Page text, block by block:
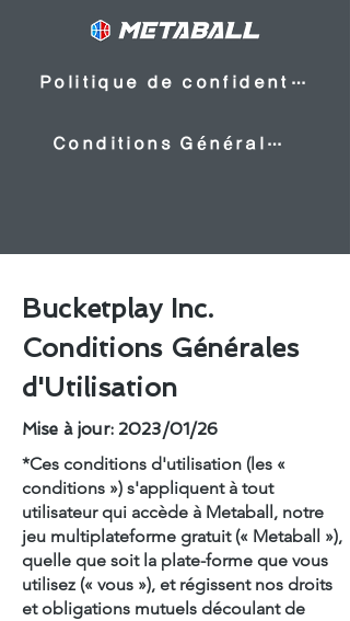
Politique de confidentialité
Conditions Générales d'Utilisation
Bucketplay Inc.
Conditions Générales
d'Utilisation
Mise à jour: 2023/01/26
*Ces conditions d'utilisation (les «
conditions ») s'appliquent à tout
utilisateur qui accède à Metaball, notre
jeu multiplateforme gratuit (« Metaball »),
quelle que soit la plate-forme que vous
utilisez (« vous »), et régissent nos droits
et obligations mutuels découlant de